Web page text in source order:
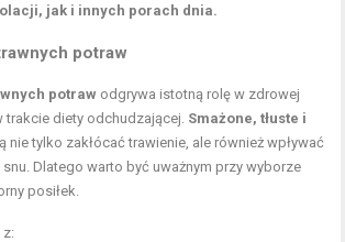
jak i innych porach dnia.
potraw
potraw odgrywa istotną rolę w zdrowej
diety odchudzającej. Smażone, tłuste i
nie tylko zakłócać trawienie, ale również wpływać
Dlatego warto być uważnym przy wyborze
posiłek.